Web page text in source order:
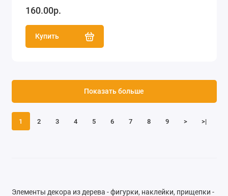
160.00р.
Купить
1 2 3 4 5 6 7 8 9 > >|
Показать больше
Элементы декора из дерева - фигурки, наклейки, прищепки -